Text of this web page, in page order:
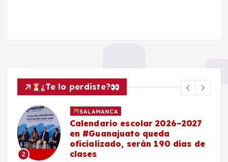
¿Te lo perdiste?
2
SALAMANCA
Calendario escolar 2026–2027
en #Guanajuato queda
oficializado, serán 190 días de
clases